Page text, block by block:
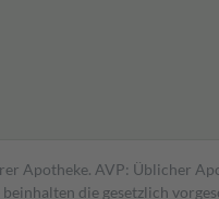
Apotheke. AVP: Üblicher
die gesetzlich